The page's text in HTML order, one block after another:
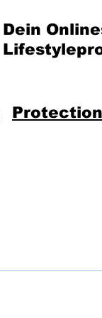
Dein
Protection